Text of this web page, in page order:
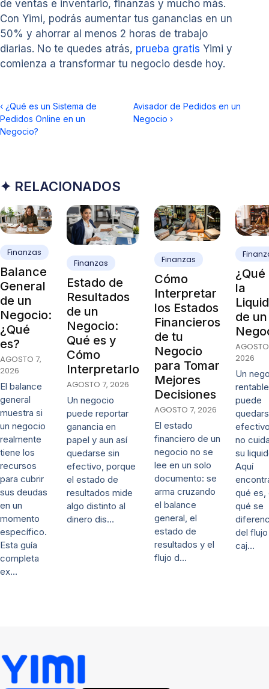
de ventas e inventario, finanzas y mucho más.
Con Yimi, podrás aumentar tus ganancias en un
50% y ahorrar al menos 2 horas de trabajo
diarias. No te quedes atrás, prueba gratis Yimi y
comienza a transformar tu negocio desde hoy.
‹ ¿Qué es un Sistema de
Pedidos Online en un
Negocio?
Avisador de Pedidos en un
Negocio ›
✦ RELACIONADOS
Finanzas
Balance
General
de un
Negocio:
¿Qué
es?
AGOSTO 7,
2026
El balance
general
muestra si
un negocio
realmente
tiene los
recursos
para cubrir
sus deudas
en un
momento
específico.
Esta guía
completa
ex…
Finanzas
Estado de
Resultados
de un
Negocio:
Qué es y
Cómo
Interpretarlo
AGOSTO 7, 2026
Un negocio
puede reportar
ganancia en
papel y aun así
quedarse sin
efectivo, porque
el estado de
resultados mide
algo distinto al
dinero dis…
Finanzas
Cómo
Interpretar
los Estados
Financieros
de tu
Negocio
para Tomar
Mejores
Decisiones
AGOSTO 7, 2026
El estado
financiero de un
negocio no se
lee en un solo
documento: se
arma cruzando
el balance
general, el
estado de
resultados y el
flujo d…
¿Qué
la
de un
2026
Un
rentable
puede
no
su
Aquí
qué es,
qué se
del
caj…